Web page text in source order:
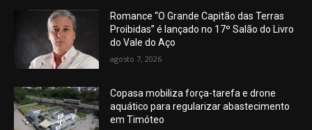
Romance “O Grande Capitão das Terras
Proibidas” é lançado no 17º Salão do Livro
do Vale do Aço
agosto 7, 2026
Copasa mobiliza força-tarefa e drone
aquático para regularizar abastecimento
em Timóteo